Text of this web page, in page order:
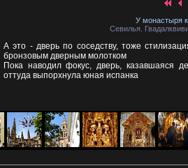
У монастыря
Севилья.
А это - дверь по соседству, тоже
бронзовым дверным молотком
Пока наводил фокус, дверь, казавшаяся
оттуда выпорхнула юная испанка